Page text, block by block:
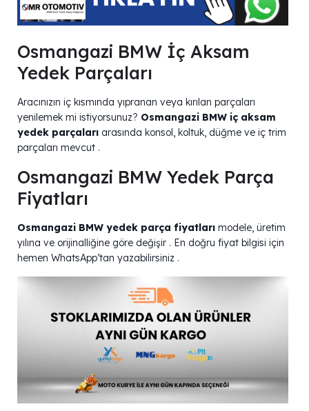
Osmangazi BMW İç Aksam
Yedek Parçaları
Aracınızın iç kısmında yıpranan veya kırılan parçaları
yenilemek mi istiyorsunuz? Osmangazi BMW iç aksam
yedek parçaları arasında konsol, koltuk, düğme ve iç trim
parçaları mevcut .
Osmangazi BMW Yedek Parça
Fiyatları
Osmangazi BMW yedek parça fiyatları modele, üretim
yılına ve orijinalliğine göre değişir . En doğru fiyat bilgisi için
hemen WhatsApp’tan yazabilirsiniz .